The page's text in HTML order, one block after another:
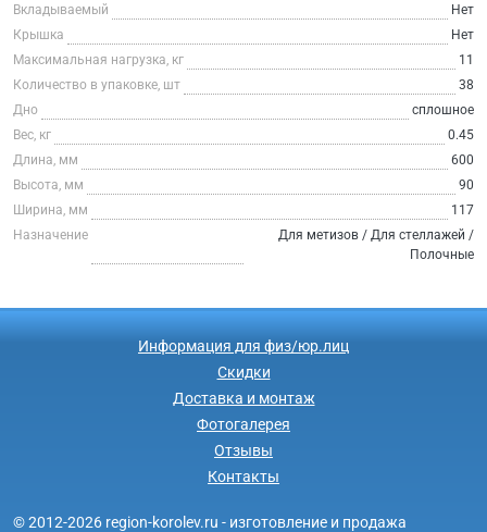
Вкладываемый
Нет
Крышка
Нет
Максимальная нагрузка, кг
11
Количество в упаковке, шт
38
Дно
сплошное
Вес, кг
0.45
Длина, мм
600
Высота, мм
90
Ширина, мм
117
Назначение
Для метизов / Для стеллажей /
Полочные
Информация для физ/юр.лиц
Скидки
Доставка и монтаж
Фотогалерея
Отзывы
Контакты
© 2012-2026 region-korolev.ru - изготовление и продажа